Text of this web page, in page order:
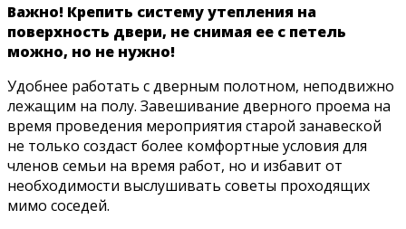
Важно! Крепить систему утепления на
поверхность двери, не снимая ее с петель
можно, но не нужно!
Удобнее работать с дверным полотном, неподвижно
лежащим на полу. Завешивание дверного проема на
время проведения мероприятия старой занавеской
не только создаст более комфортные условия для
членов семьи на время работ, но и избавит от
необходимости выслушивать советы проходящих
мимо соседей.